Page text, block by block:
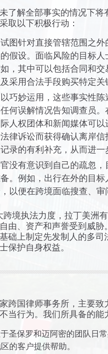
了解全部事实的情况下
取以下积极行动：
图针对直接管辖范围之
假设。面临风险的目标
，其中可以包括合同和
采用合法手段购买特定关
巧妙运用，这些事实性陈
何误解情况告知调查员
人权团体和新闻媒体可
律诉讼而获得确认离岸
录的有利补充，从而进一
没有意识到自己的疏忽
。例如，出行在外的目
以便在跨境面临搜查、审
跨境执法力度，拉丁美洲
由、资产和声誉受到威
础上制定先发制人的多
保护自身权益。
跨国律师事务所，主要
当行为。我们所具备的能
圣保罗和迈阿密的团队日
的客户提供帮助。